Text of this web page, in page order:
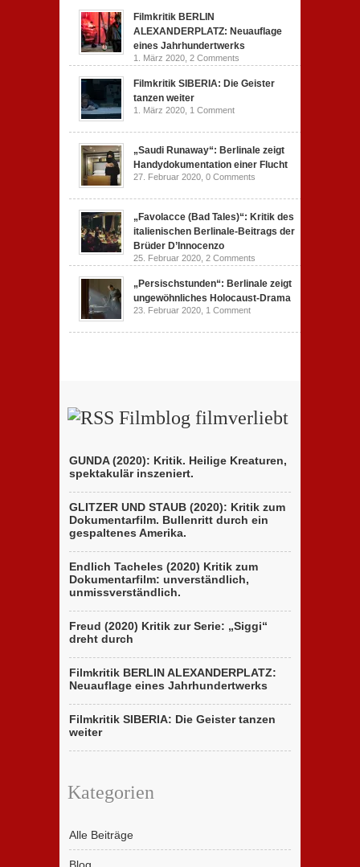
Filmkritik BERLIN
ALEXANDERPLATZ: Neuauflage
eines Jahrhundertwerks
1. März 2020, 2 Comments
Filmkritik SIBERIA: Die Geister
tanzen weiter
1. März 2020, 1 Comment
„Saudi Runaway“: Berlinale zeigt
Handydokumentation einer Flucht
27. Februar 2020, 0 Comments
„Favolacce (Bad Tales)“: Kritik des
italienischen Berlinale-Beitrags der
Brüder D’Innocenzo
25. Februar 2020, 2 Comments
„Persischstunden“: Berlinale zeigt
ungewöhnliches Holocaust-Drama
23. Februar 2020, 1 Comment
Filmblog filmverliebt
GUNDA (2020): Kritik. Heilige Kreaturen,
spektakulär inszeniert.
GLITZER UND STAUB (2020): Kritik zum
Dokumentarfilm. Bullenritt durch ein
gespaltenes Amerika.
Endlich Tacheles (2020) Kritik zum
Dokumentarfilm: unverständlich,
unmissverständlich.
Freud (2020) Kritik zur Serie: „Siggi“
dreht durch
Filmkritik BERLIN ALEXANDERPLATZ:
Neuauflage eines Jahrhundertwerks
Filmkritik SIBERIA: Die Geister tanzen
weiter
Kategorien
Alle Beiträge